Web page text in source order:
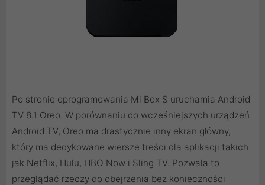
Po stronie oprogramowania Mi Box S uruchamia Android
TV 8.1 Oreo. W porównaniu do wcześniejszych urządzeń
Android TV, Oreo ma drastycznie inny ekran główny,
który ma dedykowane wiersze treści dla aplikacji takich
jak Netflix, Hulu, HBO Now i Sling TV. Pozwala to
przeglądać rzeczy do obejrzenia bez konieczności